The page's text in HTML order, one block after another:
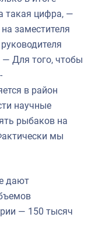
такая цифра, —
заместителя
Для того, чтобы
в район
научные
рыбаков на
мы
дают
— 150 тысяч